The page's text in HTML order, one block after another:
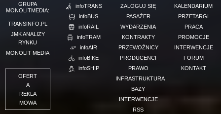
GRUPA
MONOLITMEDIA:
TRANSINFO.PL
JMK ANALIZY
RYNKU
MONOLIT MEDIA
OFERT
A
REKLA
MOWA
infoTRANS
infoBUS
infoRAIL
infoTRAM
infoAIR
infoBIKE
infoSHIP
ZALOGUJ SIĘ
PASAŻER
WYDARZENIA
KONTRAKTY
PRZEWOŹNICY
PRODUCENCI
PRAWO
INFRASTRUKTURA
BAZY
INTERWENCJE
RSS
KALENDARIUM
PRZETARGI
PRACA
PROMOCJE
INTERWENCJE
FORUM
KONTAKT